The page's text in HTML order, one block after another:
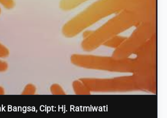
Bangsa, Cipt: Hj. Ratmiwati